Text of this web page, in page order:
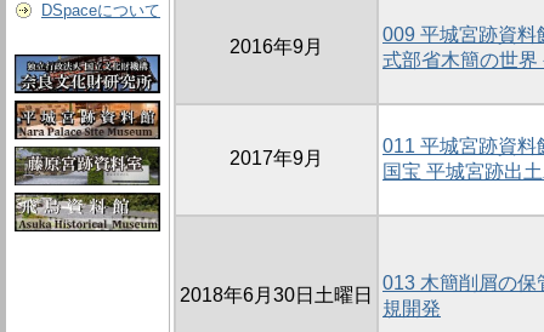
DSpaceについて
2016年9月
009 平城宮跡資
式部省木簡の世
2017年9月
011 平城宮跡資
国宝 平城宮跡出
2018年6月30日土曜日
013 木簡削屑の保
規開発